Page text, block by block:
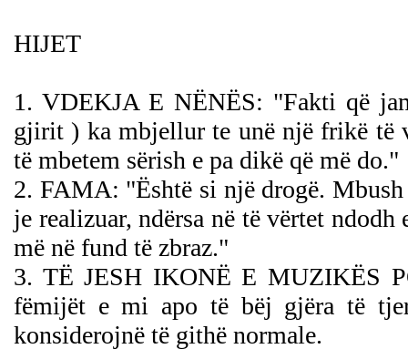
HIJET
1. VDEKJA E NËNËS: "Fakti që
gjirit ) ka mbjellur te unë një frikë të
të mbetem sërish e pa dikë që më do."
2. FAMA: "Është si një drogë. Mbush
je realizuar, ndërsa në të vërtet
më në fund të zbraz."
3. TË JESH IKONË E MUZIKËS
fëmijët e mi apo të bëj gjëra të
konsiderojnë të githë normale.